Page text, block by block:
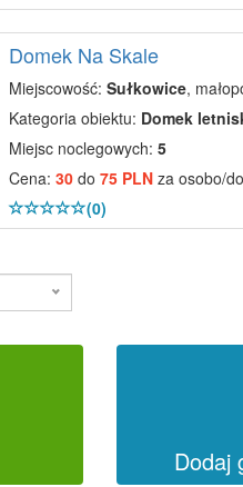
Domek Na Skale
Miejscowość: Sułkowice,
Kategoria obiektu: Domek
Miejsc noclegowych: 5
Cena: 30do 75 PLNza osobo/
(0)
Dodaj